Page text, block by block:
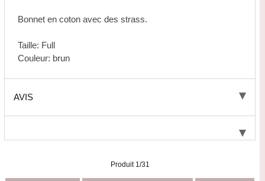
Bonnet en coton avec des strass.
Taille: Full
Couleur: brun
AVIS
Produit 1/31